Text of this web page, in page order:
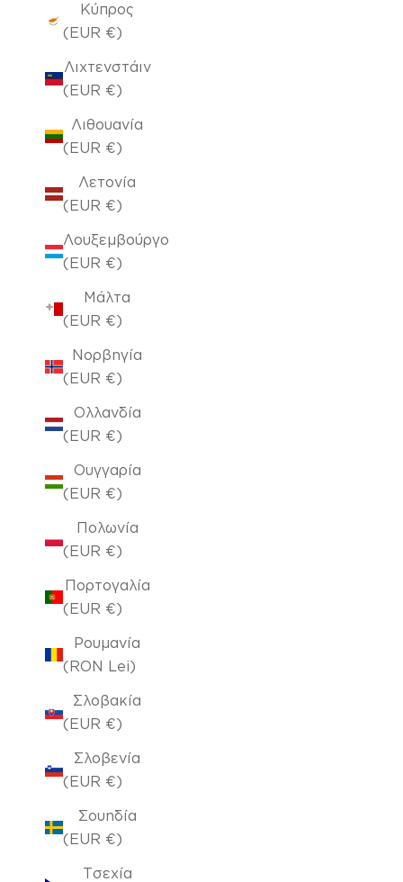
Κύπρος
(EUR €)
Λιχτενστάιν
(EUR €)
Λιθουανία
(EUR €)
Λετονία
(EUR €)
Λουξεμβούργο
(EUR €)
Μάλτα
(EUR €)
Νορβηγία
(EUR €)
Ολλανδία
(EUR €)
Ουγγαρία
(EUR €)
Πολωνία
(EUR €)
Πορτογαλία
(EUR €)
Ρουμανία
(RON Lei)
Σλοβακία
(EUR €)
Σλοβενία
(EUR €)
Σουηδία
(EUR €)
Τσεχία